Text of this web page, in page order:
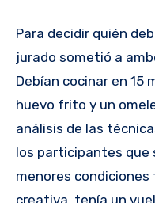
Para decidir quién
jurado sometió a
Debían cocinar en 15
huevo frito y un
análisis de las
los participantes que
menores